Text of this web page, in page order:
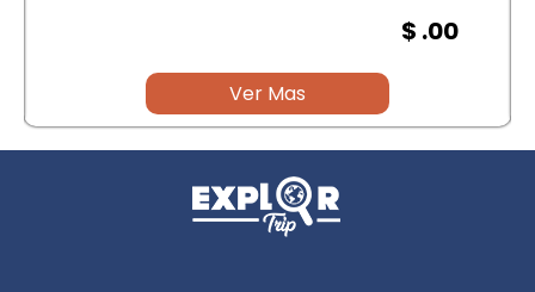
$ .00
Ver Mas